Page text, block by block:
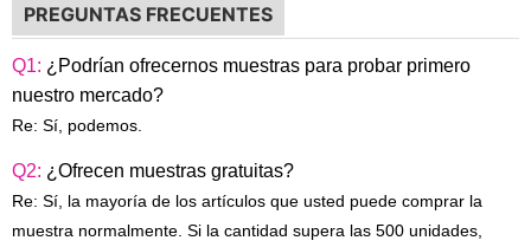
PREGUNTAS FRECUENTES
Q1: ¿Podrían ofrecernos muestras para probar primero
nuestro mercado?
Re: Sí, podemos.
Q2: ¿Ofrecen muestras gratuitas?
Re: Sí, la mayoría de los artículos que usted puede comprar la
muestra normalmente. Si la cantidad supera las 500 unidades,